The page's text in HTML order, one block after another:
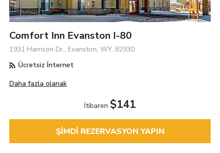
Comfort Inn Evanston I-80
1931 Harrison Dr., Evanston, WY, 82930
Ücretsiz İnternet
Daha fazla olanak
İtibaren $141
ŞIMDI REZERVASYON YAPIN